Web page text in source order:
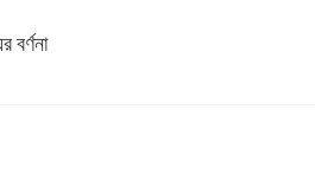
বর্ণনা